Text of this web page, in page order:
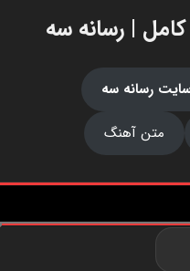
| رسانه سه
رسانه سه
متن آهنگ